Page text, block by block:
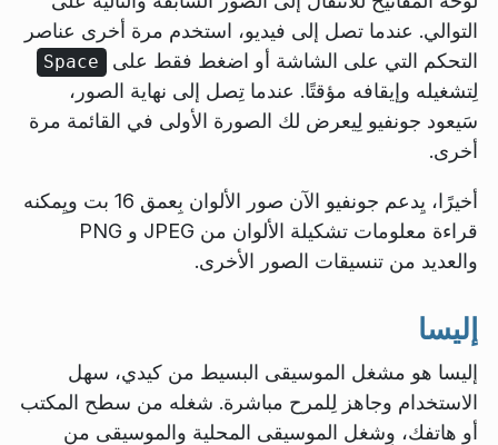
التوالي. عندما تصل إلى فيديو، استخدم مرة أخرى عناصر
التحكم التي على الشاشة أو اضغط فقط على
Space
لِتشغيله وإيقافه مؤقتًا. عندما تِصل إلى نهاية الصور،
سَيعود جونفيو لِيعرض لك الصورة الأولى في القائمة مرة
أخرى.
أخيرًا، يِدعم جونفيو الآن صور الألوان بِعمق 16 بت ويِمكنه
قراءة معلومات تشكيلة الألوان من JPEG و PNG
والعديد من تنسيقات الصور الأخرى.
إليسا
إليسا هو مشغل الموسيقى البسيط من كيدي، سهل
الاستخدام وجاهز لِلمرح مباشرة. شغله من سطح المكتب
أو هاتفك، وِشغل الموسيقى المحلية والموسيقى من